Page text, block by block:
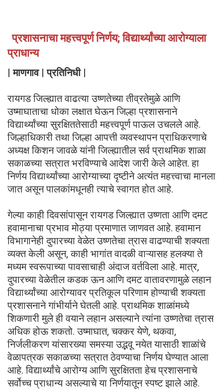
प्रशासनाचा महत्त्वपूर्ण निर्णय; विद्यार्थ्यांच्या आरोग्याला
प्राधान्य
| माणगाव | प्रतिनिधी |
रायगड जिल्ह्यात वाढत्या उष्णतेच्या तीव्रतेमुळे आणि
उष्माघाताचा धोका लक्षात घेऊन जिल्हा प्रशासनाने
विद्यार्थ्यांच्या सुरक्षिततेसाठी महत्त्वपूर्ण पाऊल उचलले आहे.
जिल्हाधिकारी तथा जिल्हा आपत्ती व्यवस्थापन प्राधिकरणाचे
अध्यक्ष किशन जावळे यांनी जिल्ह्यातील सर्व प्राथमिक शाळा
सकाळच्या सत्रात भरविण्याचे आदेश जारी केले आहेत. हा
निर्णय विद्यार्थ्यांच्या आरोग्याच्या दृष्टीने अत्यंत महत्त्वाचा मानला
जात असून पालकांमधूनही त्याचे स्वागत होत आहे.
गेल्या काही दिवसांपासून रायगड जिल्ह्यात उष्णता आणि दमट
हवामानाचा प्रभाव मोठ्या प्रमाणात जाणवत आहे. हवामान
विभागानेही दुपारच्या वेळेत उष्णतेचा त्रास वाढण्याची शक्यता
व्यक्त केली असून, काही भागांत वादळी वाऱ्यासह हलक्या ते
मध्यम स्वरूपाच्या पावसाचाही अंदाज वर्तविला आहे. मात्र,
दुपारच्या वेळेतील कडक ऊन आणि दमट वातावरणामुळे लहान
विद्यार्थ्यांच्या आरोग्यावर प्रतिकूल परिणाम होण्याची शक्यता
प्रशासनाने गांभीर्याने घेतली आहे. प्राथमिक शाळांमध्ये
शिकणारी मुले ही वयाने लहान असल्याने त्यांना उष्णतेचा त्रास
अधिक होऊ शकतो. उष्माघात, चक्कर येणे, थकवा,
निर्जलीकरण यांसारख्या समस्या उद्भवू नयेत यासाठी शाळांचे
वेळापत्रक सकाळच्या सत्रात ठेवण्याचा निर्णय घेण्यात आला
आहे. विद्यार्थ्यांचे आरोग्य आणि सुरक्षितता हेच प्रशासनाचे
सर्वोच्च प्राधान्य असल्याचे या निर्णयातून स्पष्ट झाले आहे.